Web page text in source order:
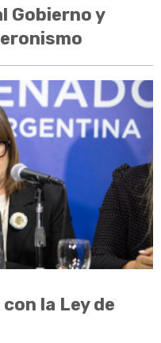
Gobierno y
la Ley de